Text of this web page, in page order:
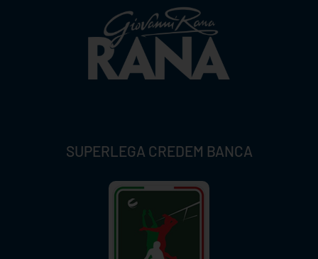
SUPERLEGA CREDEM BANCA